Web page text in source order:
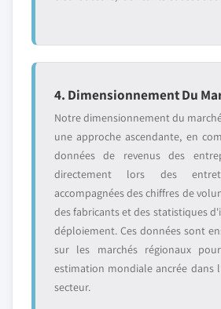
4. Dimensionnement Du
Notre dimensionnement du
une approche ascendante, en
données de revenus des
directement lors des
accompagnées des chiffres de
des fabricants et des statistiques
déploiement. Ces données sont
sur les marchés régionaux
estimation mondiale ancrée dans
secteur.